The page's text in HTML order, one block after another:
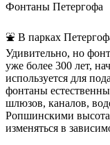
Фонтаны Петергофа
⛲️ В парках
Удивительно, но
уже более 300 лет,
используется для
фонтаны
шлюзов, каналов,
Ропшинскими
изменяться в